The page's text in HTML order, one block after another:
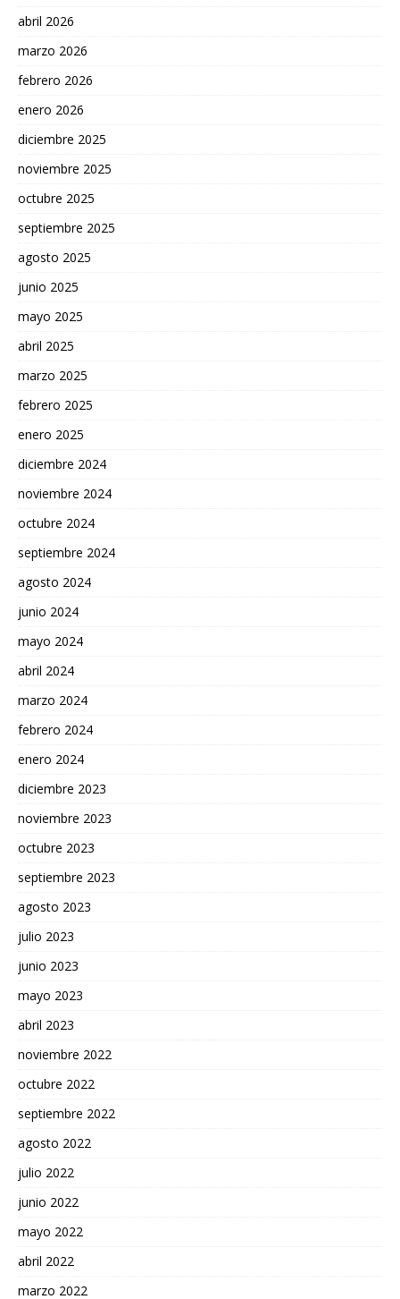
abril 2026
marzo 2026
febrero 2026
enero 2026
diciembre 2025
noviembre 2025
octubre 2025
septiembre 2025
agosto 2025
junio 2025
mayo 2025
abril 2025
marzo 2025
febrero 2025
enero 2025
diciembre 2024
noviembre 2024
octubre 2024
septiembre 2024
agosto 2024
junio 2024
mayo 2024
abril 2024
marzo 2024
febrero 2024
enero 2024
diciembre 2023
noviembre 2023
octubre 2023
septiembre 2023
agosto 2023
julio 2023
junio 2023
mayo 2023
abril 2023
noviembre 2022
octubre 2022
septiembre 2022
agosto 2022
julio 2022
junio 2022
mayo 2022
abril 2022
marzo 2022